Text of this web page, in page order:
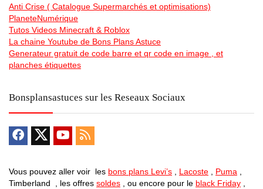
Anti Crise ( Catalogue Supermarchés et optimisations)
PlaneteNumérique
Tutos Videos Minecraft & Roblox
La chaine Youtube de Bons Plans Astuce
Generateur gratuit de code barre et qr code en image , et
planches étiquettes
Bonsplansastuces sur les Reseaux Sociaux
Vous pouvez aller voir les bons plans Levi’s Lacoste Puma
Timberland , les offres soldes , ou encore pour le black Friday